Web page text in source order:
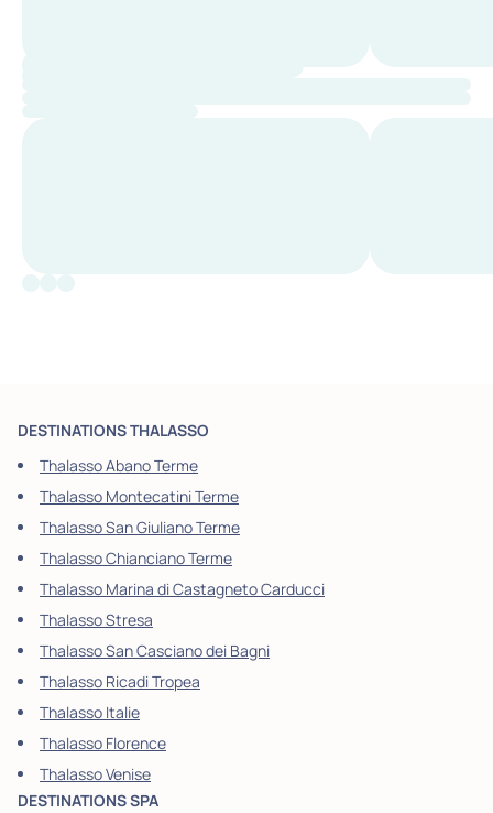
DESTINATIONS THALASSO
Thalasso Abano Terme
Thalasso Montecatini Terme
Thalasso San Giuliano Terme
Thalasso Chianciano Terme
Thalasso Marina di Castagneto Carducci
Thalasso Stresa
Thalasso San Casciano dei Bagni
Thalasso Ricadi Tropea
Thalasso Italie
Thalasso Florence
Thalasso Venise
DESTINATIONS SPA